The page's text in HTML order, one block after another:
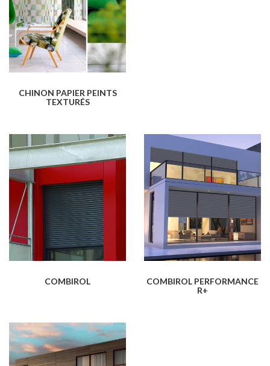
CHINON PAPIER PEINTS
TEXTURÉS
COMBIROL
COMBIROL PERFORMANCE
R+